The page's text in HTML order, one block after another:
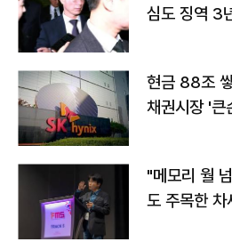
심도 징역 3
현금 88조
채권시장 '
"메모리 월
도 주목한 차